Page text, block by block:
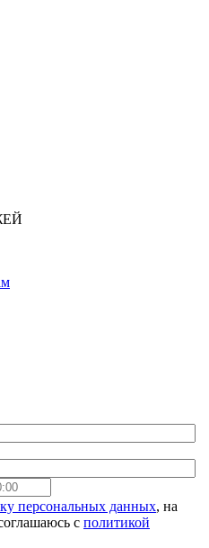
персональных данных, на
с политикой